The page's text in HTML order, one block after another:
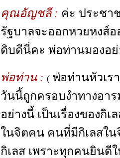
คุณอัญชลี : ค่ะ ประชา
รัฐบาลจะออกหวยหงส์
ดิบดีนี่คะ พ่อท่านมองอย่
พ่อท่าน : ( พ่อท่านหัวเร
วันนี้ถูกครอบงำทางอา
อย่างนี้ เป็นเรื่องของกิ
ในจิตคน คนที่มีกิเลสใ
กิเลส เพราะทุกคนยินดี